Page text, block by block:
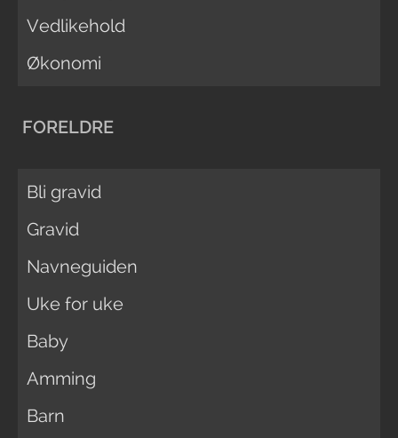
Vedlikehold
Økonomi
FORELDRE
Bli gravid
Gravid
Navneguiden
Uke for uke
Baby
Amming
Barn